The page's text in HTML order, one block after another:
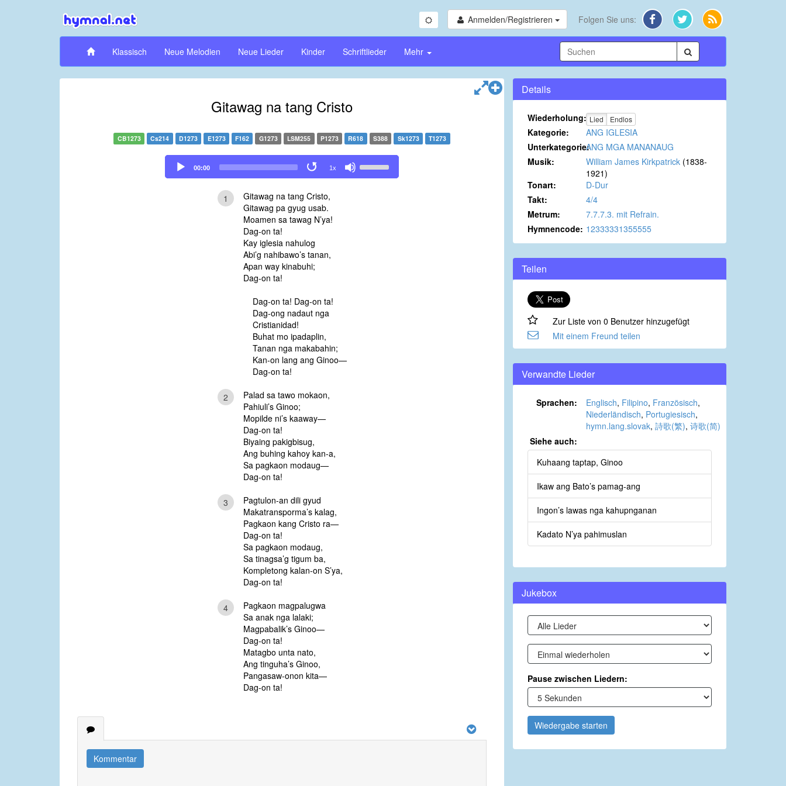
Anmelden/Registrieren Folgen Sie uns:
Klassisch Neue Melodien Neue Lieder Kinder Schriftlieder Mehr
Gitawag na tang Cristo
CB1273 Cs214 D1273 E1273 F162 G1273 LSM255 P1273 R618 S388 Sk1273 T1273
Audio
Player
00:00 1x
Up/Down
1
Gitawag na tang Cristo,
Gitawag pa gyug usab.
Moamen sa tawag N’ya!
Dag-on ta!
Kay iglesia nahulog
Abi’g nahibawo’s tanan,
Apan way kinabuhi;
Dag-on ta!
Dag-on ta! Dag-on ta!
Dag-ong nadaut nga
Cristianidad!
Buhat mo ipadaplin,
Tanan nga makabahin;
Kan-on lang ang Ginoo—
Dag-on ta!
2
Palad sa tawo mokaon,
Pahiuli’s Ginoo;
Mopilde ni’s kaaway—
Dag-on ta!
Biyaing pakigbisug,
Ang buhing kahoy kan-a,
Sa pagkaon modaug—
Dag-on ta!
3
Pagtulon-an dili gyud
Makatransporma’s kalag,
Pagkaon kang Cristo ra—
Dag-on ta!
Sa pagkaon modaug,
Sa tinagsa’g tigum ba,
Kompletong kalan-on S’ya,
Dag-on ta!
4
Pagkaon magpalugwa
Sa anak nga lalaki;
Magpabalik’s Ginoo—
Dag-on ta!
Matagbo unta nato,
Ang tinguha’s Ginoo,
Pangasaw-onon kita—
Dag-on ta!
Kommentar
Details
Wiederholung: Lied Endlos
Kategorie:
ANG IGLESIA
Unterkategorie:ANG MGA MANANAUG
Musik:
William James Kirkpatrick (1838-
1921)
Tonart:
D-Dur
Takt:
4/4
Metrum:
7.7.7.3. mit Refrain.
Hymnencode: 12333331355555
Teilen
Zur Liste von 0 Benutzer hinzugefügt
Mit einem Freund teilen
Verwandte Lieder
Sprachen: Englisch, Filipino, Französisch,
Niederländisch, Portugiesisch,
hymn.lang.slovak, 詩歌(繁), 诗歌(简)
Siehe auch:
Kuhaang taptap, Ginoo
Ikaw ang Bato’s pamag-ang
Ingon’s lawas nga kahupnganan
Kadato N’ya pahimuslan
Jukebox
Pause zwischen Liedern:
Wiedergabe starten